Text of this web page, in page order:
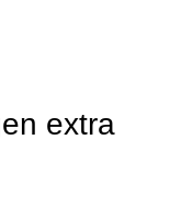
extra